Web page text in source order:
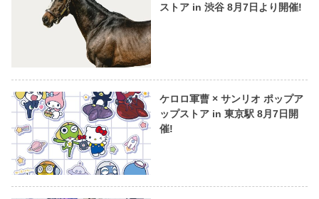
ストア in 渋谷 8月7日より開催!
ケロロ軍曹 × サンリオ ポップア
ップストア in 東京駅 8月7日開
催!